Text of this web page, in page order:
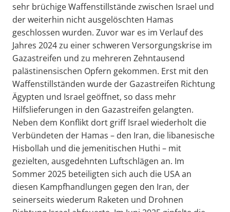
sehr brüchige Waffenstillstände zwischen Israel und
der weiterhin nicht ausgelöschten Hamas
geschlossen wurden. Zuvor war es im Verlauf des
Jahres 2024 zu einer schweren Versorgungskrise im
Gazastreifen und zu mehreren Zehntausend
palästinensischen Opfern gekommen. Erst mit den
Waffenstillständen wurde der Gazastreifen Richtung
Ägypten und Israel geöffnet, so dass mehr
Hilfslieferungen in den Gazastreifen gelangten.
Neben dem Konflikt dort griff Israel wiederholt die
Verbündeten der Hamas – den Iran, die libanesische
Hisbollah und die jemenitischen Huthi – mit
gezielten, ausgedehnten Luftschlägen an. Im
Sommer 2025 beteiligten sich auch die USA an
diesen Kampfhandlungen gegen den Iran, der
seinerseits wiederum Raketen und Drohnen